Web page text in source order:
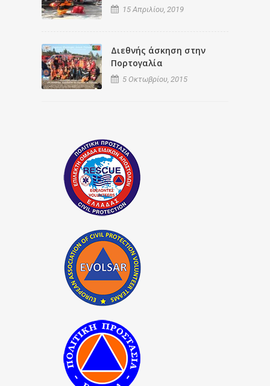
15 Απριλίου, 2019
Διεθνής άσκηση στην
Πορτογαλία
5 Οκτωβρίου, 2015